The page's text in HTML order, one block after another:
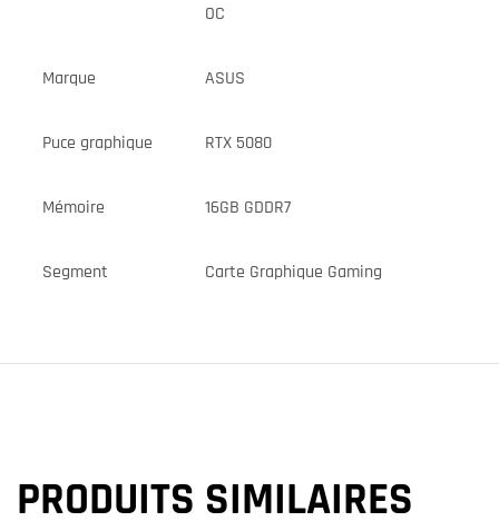
OC
Marque ASUS
Puce graphique RTX 5080
Mémoire 16GB GDDR7
Segment Carte Graphique Gaming
PRODUITS SIMILAIRES